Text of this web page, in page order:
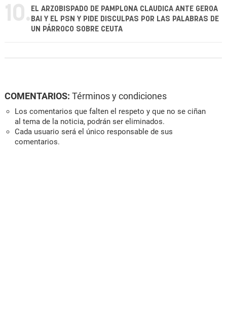
10. EL ARZOBISPADO DE PAMPLONA CLAUDICA ANTE GEROA
BAI Y EL PSN Y PIDE DISCULPAS POR LAS PALABRAS DE
UN PÁRROCO SOBRE CEUTA
COMENTARIOS: Términos y condiciones
Los comentarios que falten el respeto y que no se ciñan
al tema de la noticia, podrán ser eliminados.
Cada usuario será el único responsable de sus
comentarios.